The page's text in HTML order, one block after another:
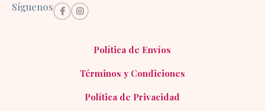
Síguenos
Política de Envíos
Términos y Condiciones
Política de Privacidad